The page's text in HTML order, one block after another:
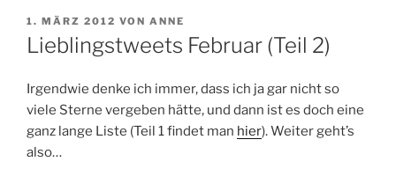
VERÖFFENTLICHT
AM
1. MÄRZ 2012 VON ANNE
Lieblingstweets Februar (Teil 2)
Irgendwie denke ich immer, dass ich ja gar nicht so
viele Sterne vergeben hätte, und dann ist es doch eine
ganz lange Liste (Teil 1 findet man hier). Weiter geht’s
also…